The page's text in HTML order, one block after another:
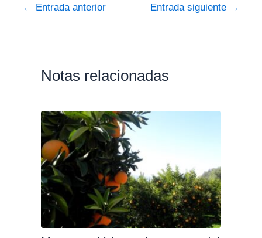
← Entrada anterior Entrada siguiente →
Notas relacionadas